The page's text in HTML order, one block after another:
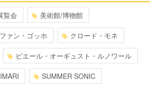
覧会 美術館/博物館
ァン・ゴッホ クロード・モネ
ピエール・オーギュスト・ルノワール
SUMMER SONIC